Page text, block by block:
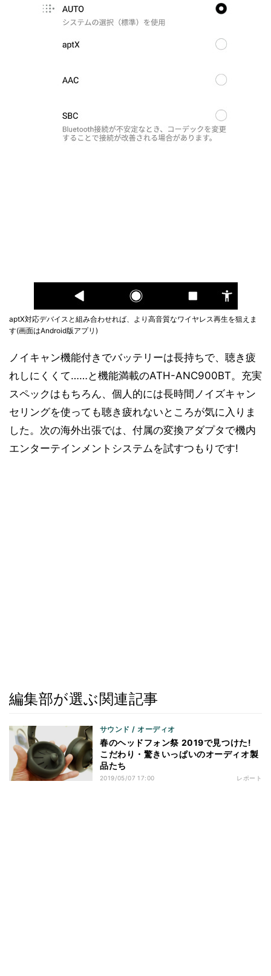
aptX対応デバイスと組み合わせれば、より高音質なワイヤレス再生を狙えま
す(画面はAndroid版アプリ)
ノイキャン機能付きでバッテリーは長持ちで、聴き疲
れしにくくて……と機能満載のATH-ANC900BT。充実
スペックはもちろん、個人的には長時間ノイズキャン
セリングを使っても聴き疲れないところが気に入りま
した。次の海外出張では、付属の変換アダプタで機内
エンターテインメントシステムを試すつもりです!
編集部が選ぶ関連記事
サウンド / オーディオ
春のヘッドフォン祭 2019で見つけた!
こだわり・驚きいっぱいのオーディオ製
品たち
2019/05/07 17:00 レポート